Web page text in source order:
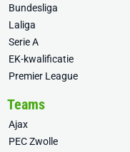
Bundesliga
Laliga
Serie A
EK-kwalificatie
Premier League
Teams
Ajax
PEC Zwolle